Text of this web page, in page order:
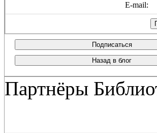
E-mail:
Подписаться
Назад в блог
Партнёры